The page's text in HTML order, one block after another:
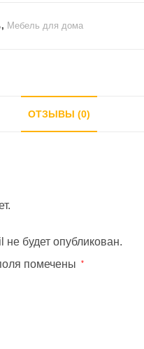
, Мебель для дома
ОТЗЫВЫ (0)
будет опубликован.
помечены
*